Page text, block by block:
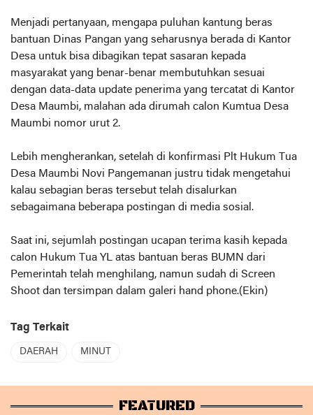
Menjadi pertanyaan, mengapa puluhan kantung beras
bantuan Dinas Pangan yang seharusnya berada di Kantor
Desa untuk bisa dibagikan tepat sasaran kepada
masyarakat yang benar-benar membutuhkan sesuai
dengan data-data update penerima yang tercatat di Kantor
Desa Maumbi, malahan ada dirumah calon Kumtua Desa
Maumbi nomor urut 2.
Lebih mengherankan, setelah di konfirmasi Plt Hukum Tua
Desa Maumbi Novi Pangemanan justru tidak mengetahui
kalau sebagian beras tersebut telah disalurkan
sebagaimana beberapa postingan di media sosial.
Saat ini, sejumlah postingan ucapan terima kasih kepada
calon Hukum Tua YL atas bantuan beras BUMN dari
Pemerintah telah menghilang, namun sudah di Screen
Shoot dan tersimpan dalam galeri hand phone.(Ekin)
Tag Terkait
DAERAH MINUT
FEATURED